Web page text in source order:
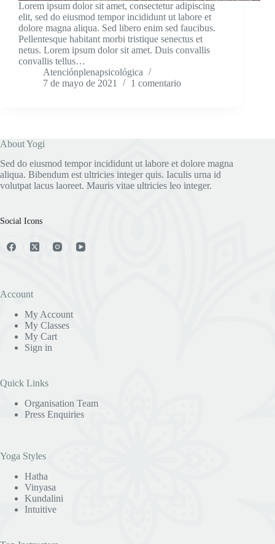
Lorem ipsum dolor sit amet, consectetur adipiscing
elit, sed do eiusmod tempor incididunt ut labore et
dolore magna aliqua. Sed libero enim sed faucibus.
Pellentesque habitant morbi tristique senectus et
netus. Lorem ipsum dolor sit amet. Duis convallis
convallis tellus…
Atenciónplenapsicológica
7 de mayo de 2021
1 comentario
About Yogi
Sed do eiusmod tempor incididunt ut labore et dolore magna
aliqua. Bibendum est ultricies integer quis. Iaculis urna id
volutpat lacus laoreet. Mauris vitae ultricies leo integer.
Social Icons
Account
My Account
My Classes
My Cart
Sign in
Quick Links
Organisation Team
Press Enquiries
Yoga Styles
Hatha
Vinyasa
Kundalini
Intuitive